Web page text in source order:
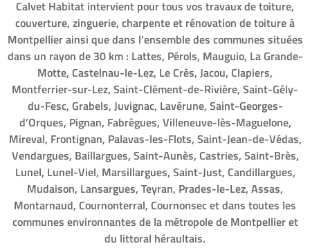
Calvet Habitat intervient pour tous vos travaux de toiture,
couverture, zinguerie, charpente et rénovation de toiture à
Montpellier ainsi que dans l’ensemble des communes situées
dans un rayon de 30 km : Lattes, Pérols, Mauguio, La Grande-
Motte, Castelnau-le-Lez, Le Crès, Jacou, Clapiers,
Montferrier-sur-Lez, Saint-Clément-de-Rivière, Saint-Gély-
du-Fesc, Grabels, Juvignac, Lavérune, Saint-Georges-
d’Orques, Pignan, Fabrègues, Villeneuve-lès-Maguelone,
Mireval, Frontignan, Palavas-les-Flots, Saint-Jean-de-Védas,
Vendargues, Baillargues, Saint-Aunès, Castries, Saint-Brès,
Lunel, Lunel-Viel, Marsillargues, Saint-Just, Candillargues,
Mudaison, Lansargues, Teyran, Prades-le-Lez, Assas,
Montarnaud, Cournonterral, Cournonsec et dans toutes les
communes environnantes de la métropole de Montpellier et
du littoral héraultais.